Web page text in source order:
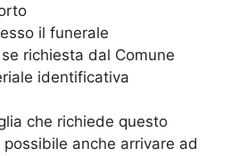
il funerale
richiesta dal Comune
identificativa
che richiede questo
anche arrivare ad